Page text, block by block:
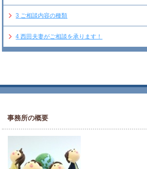
3 ご相談内容の種類
4 西田夫妻がご相談を承ります！
事務所の概要